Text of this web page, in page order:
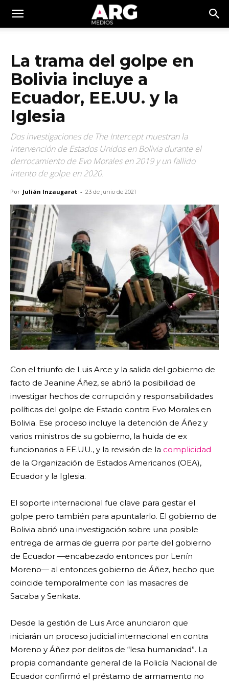
La trama del golpe en
Bolivia incluye a
Ecuador, EE.UU. y la
Iglesia
Dos investigaciones de The Intercept muestran la
intervención de Estados Unidos en Bolivia durante el
derrocamiento de Evo Morales en 2019 y un fallido
intento de golpe en 2020.
Por Julián Inzaugarat - 23 de junio de 2021
Con el triunfo de Luis Arce y la salida del gobierno de
facto de Jeanine Áñez, se abrió la posibilidad de
investigar hechos de corrupción y responsabilidades
políticas del golpe de Estado contra Evo Morales en
Bolivia. Ese proceso incluye la detención de Áñez y
varios ministros de su gobierno, la huida de ex
funcionarios a EE.UU., y la revisión de la complicidad
de la Organización de Estados Americanos (OEA),
Ecuador y la Iglesia.
El soporte internacional fue clave para gestar el
golpe pero también para apuntalarlo. El gobierno de
Bolivia abrió una investigación sobre una posible
entrega de armas de guerra por parte del gobierno
de Ecuador —encabezado entonces por Lenín
Moreno— al entonces gobierno de Áñez, hecho que
coincide temporalmente con las masacres de
Sacaba y Senkata.
Desde la gestión de Luis Arce anunciaron que
iniciarán un proceso judicial internacional en contra
Moreno y Áñez por delitos de “lesa humanidad”. La
propia comandante general de la Policía Nacional de
Ecuador confirmó el préstamo de armamento no